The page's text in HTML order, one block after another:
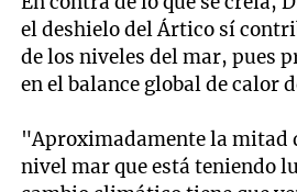
el deshielo del Ártico sí
de los niveles del mar, pues
en el balance global de calor
"Aproximadamente la mitad
nivel mar que está teniendo